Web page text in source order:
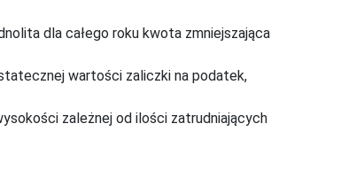
dla całego roku kwota zmniejszająca
wartości zaliczki na podatek,
zależnej od ilości zatrudniających